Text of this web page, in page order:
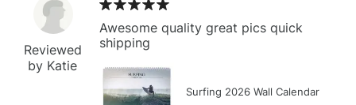
Reviewed
by Katie
Awesome quality great pics quick
shipping
Surfing 2026 Wall Calendar